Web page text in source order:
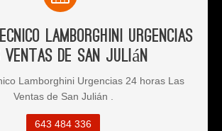
Lamborghini Urgencias
Ventas de San Julián
Lamborghini Urgencias 24 horas Las
Ventas de San Julián .
643 484 336